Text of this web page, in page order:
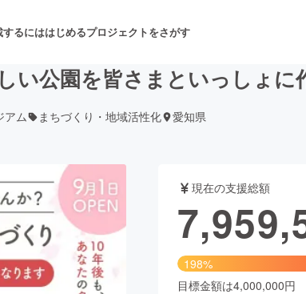
るにははじめるプロジェクトをさがす
舞台・パフォーマンス
フード・飲食店
い公園を皆さまといっしょに
アム まちづくり・地域活性化 愛知県
現在の支援総額
198%
目標金額は4,000,000円